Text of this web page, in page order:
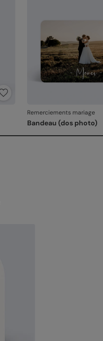
Remerciements mariage
Bandeau (dos photo)